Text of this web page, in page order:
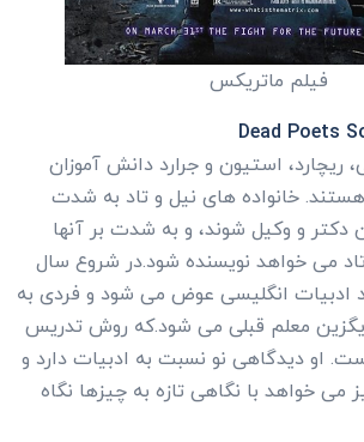
فیلم ماتریکس
ریچارد، استیون و جرارد دانش آموزان
خانواده های نیل و تاد به شدت
دکتر و وکیل شوند، و به شدت بر آنها
می خواهد نویسنده شود.در شروع سال
ادبیات انگلیسی عوض می شود و فردی به
معلم قبلی می شود.که روش تدریس
او دیدگاهی نو نسبت به ادبیات دارد و
می خواهد با نگاهی تازه به چیزها نگاه